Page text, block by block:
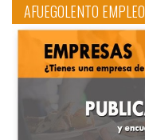
AFUEGOLENTO EMPLEO